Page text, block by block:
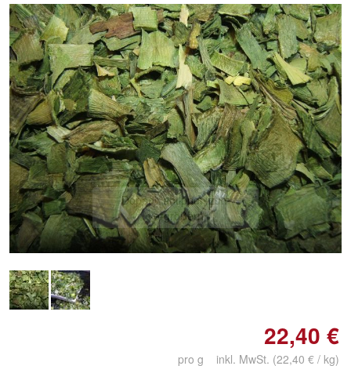
Doppelt antippen zum
vergrößern
22,40 €
pro g inkl. MwSt. (22,40 € / kg)